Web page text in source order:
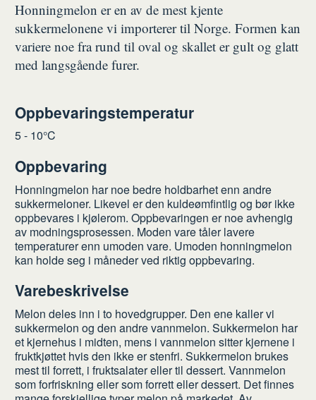
Honningmelon er en av de mest kjente
sukkermelonene vi importerer til Norge. Formen kan
variere noe fra rund til oval og skallet er gult og glatt
med langsgående furer.
Oppbevaringstemperatur
5 - 10°C
Oppbevaring
Honningmelon har noe bedre holdbarhet enn andre
sukkermeloner. Likevel er den kuldeømfintlig og bør ikke
oppbevares i kjølerom. Oppbevaringen er noe avhengig
av modningsprosessen. Moden vare tåler lavere
temperaturer enn umoden vare. Umoden honningmelon
kan holde seg i måneder ved riktig oppbevaring.
Varebeskrivelse
Melon deles inn i to hovedgrupper. Den ene kaller vi
sukkermelon og den andre vannmelon. Sukkermelon har
et kjernehus i midten, mens i vannmelon sitter kjernene i
fruktkjøttet hvis den ikke er stenfri. Sukkermelon brukes
mest til forrett, i fruktsalater eller til dessert. Vannmelon
som forfriskning eller som forrett eller dessert. Det finnes